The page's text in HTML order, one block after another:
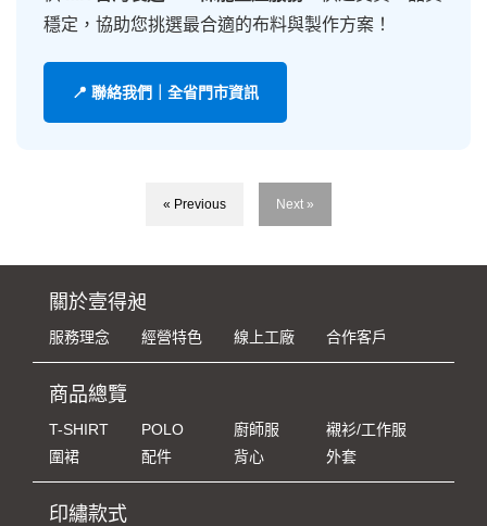
穩定，協助您挑選最合適的布料與製作方案！
📍 聯絡我們｜全省門市資訊
« Previous Next »
關於壹得昶
服務理念 經營特色 線上工廠 合作客戶
商品總覽
T-SHIRT POLO 廚師服
襯衫/工作服
圍裙
配件 背心 外套
印繡款式